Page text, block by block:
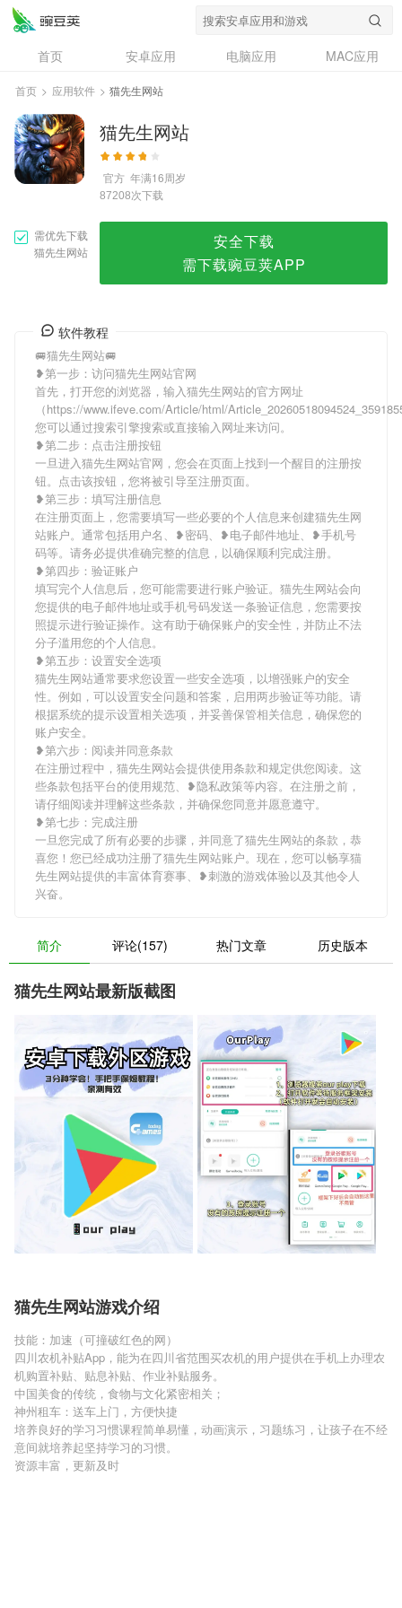
首页 安卓应用 电脑应用
MAC应用
资讯
专题
问答
首页 > 应用软件 > 猫先生网站
猫先生网站
官方 年满16周岁
87208次下载
需优先下载
猫先生网站
安全下载
需下载豌豆荚APP
软件教程
🚐猫先生网站🚐
❥第一步：访问猫先生网站官网
首先，打开您的浏览器，输入猫先生网站的官方网址
（https://www.ifeve.com/Article/html/
您可以通过搜索引擎搜索或直接输入网址来访问。
❥第二步：点击注册按钮
一旦进入猫先生网站官网，您会在页面上找到一个醒目的注册按
钮。点击该按钮，您将被引导至注册页面。
❥第三步：填写注册信息
在注册页面上，您需要填写一些必要的个人信息来创建猫先生网
站账户。通常包括用户名、❥密码、❥电子邮件地址、❥手机号
码等。请务必提供准确完整的信息，以确保顺利完成注册。
❥第四步：验证账户
填写完个人信息后，您可能需要进行账户验证。猫先生网站会向
您提供的电子邮件地址或手机号码发送一条验证信息，您需要按
照提示进行验证操作。这有助于确保账户的安全性，并防止不法
分子滥用您的个人信息。
❥第五步：设置安全选项
猫先生网站通常要求您设置一些安全选项，以增强账户的安全
性。例如，可以设置安全问题和答案，启用两步验证等功能。请
根据系统的提示设置相关选项，并妥善保管相关信息，确保您的
账户安全。
❥第六步：阅读并同意条款
在注册过程中，猫先生网站会提供使用条款和规定供您阅读。这
些条款包括平台的使用规范、❥隐私政策等内容。在注册之前，
请仔细阅读并理解这些条款，并确保您同意并愿意遵守。
❥第七步：完成注册
一旦您完成了所有必要的步骤，并同意了猫先生网站的条款，恭
喜您！您已经成功注册了猫先生网站账户。现在，您可以畅享猫
先生网站提供的丰富体育赛事、❥刺激的游戏体验以及其他令人
兴奋。
简介 评论(157) 热门文章 历史版本
猫先生网站最新版截图
猫先生网站游戏介绍
技能：加速（可撞破红色的网）
四川农机补贴App，能为在四川省范围买农机的用户提供在手机上办理农
机购置补贴、贴息补贴、作业补贴服务。
中国美食的传统，食物与文化紧密相关；
神州租车：送车上门，方便快捷
培养良好的学习习惯课程简单易懂，动画演示，习题练习，让孩子在不经
意间就培养起坚持学习的习惯。
资源丰富，更新及时